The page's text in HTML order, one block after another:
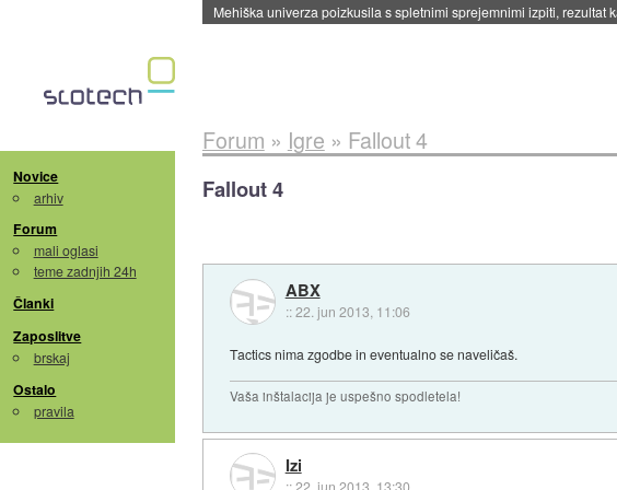
Evropska vesoljska agencija razvija svojo raketo za večkratno
Novice
arhiv
Forum
mali oglasi
teme zadnjih 24h
Članki
Zaposlitve
brskaj
Ostalo
pravila
Forum » Igre » Fallout 4
Fallout 4
ABX
::22. jun 2013, 11:06
Tactics nima zgodbe in eventualno se naveličaš.
Vaša inštalacija je uspešno spodletela!
Izi
::22. jun 2013, 13:30